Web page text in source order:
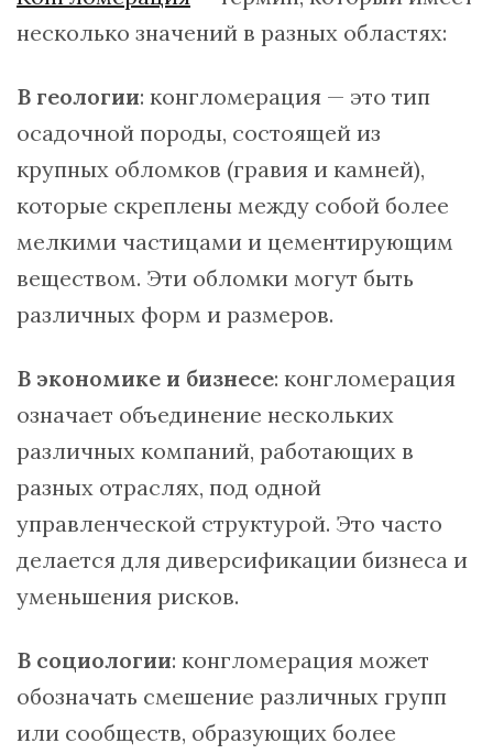
несколько значений в разных областях:
В геологии: конгломерация — это тип
осадочной породы, состоящей из
крупных обломков (гравия и камней),
которые скреплены между собой более
мелкими частицами и цементирующим
веществом. Эти обломки могут быть
различных форм и размеров.
В экономике и бизнесе: конгломерация
означает объединение нескольких
различных компаний, работающих в
разных отраслях, под одной
управленческой структурой. Это часто
делается для диверсификации бизнеса и
уменьшения рисков.
В социологии: конгломерация может
обозначать смешение различных групп
или сообществ, образующих более